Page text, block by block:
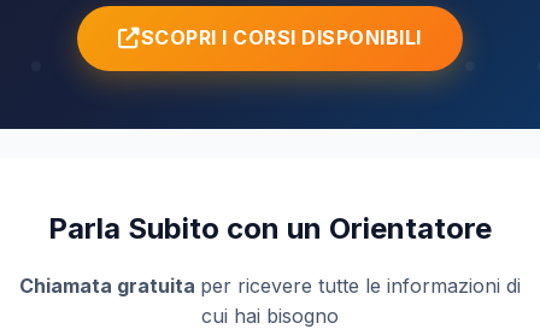
SCOPRI I CORSI DISPONIBILI
Parla Subito con un Orientatore
Chiamata gratuita per ricevere tutte le informazioni di
cui hai bisogno